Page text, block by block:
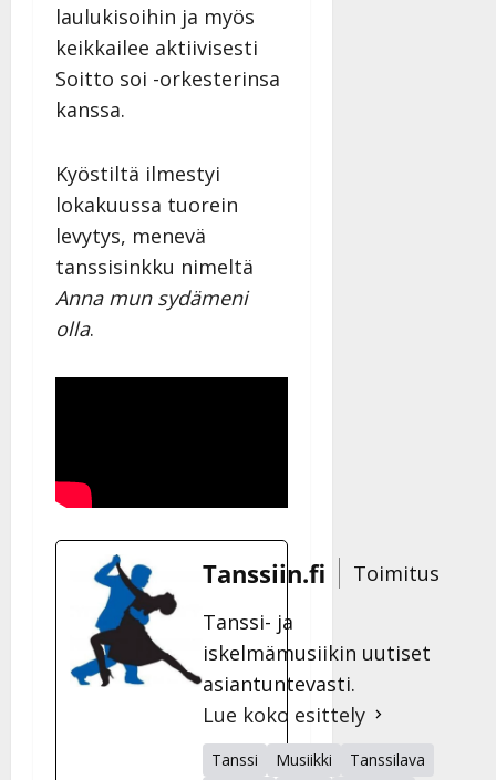
laulukisoihin ja myös
keikkailee aktiivisesti
Soitto soi -orkesterinsa
kanssa.
Kyöstiltä ilmestyi
lokakuussa tuorein
levytys, menevä
tanssisinkku nimeltä
Anna mun sydämeni
olla.
Tanssiin.fi
Toimitus
Tanssi- ja
iskelmämusiikin uutiset
asiantuntevasti.
Lue koko esittely
Tanssi Musiikki
Tanssilava